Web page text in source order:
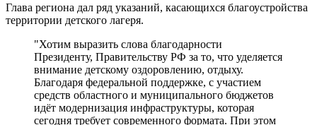
Глава региона дал ряд указаний, касающихся благоустройства
территории детского лагеря.
"Хотим выразить слова благодарности
Президенту, Правительству РФ за то, что уделяется
внимание детскому оздоровлению, отдыху.
Благодаря федеральной поддержке, с участием
средств областного и муниципального бюджетов
идёт модернизация инфраструктуры, которая
сегодня требует современного формата. При этом